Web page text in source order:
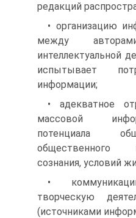
редакций
• организацию
между
интеллектуальной
испытывает
информации;
• адекватное
массовой
потенциала
общественного
сознания, условий
•
творческую
(источниками